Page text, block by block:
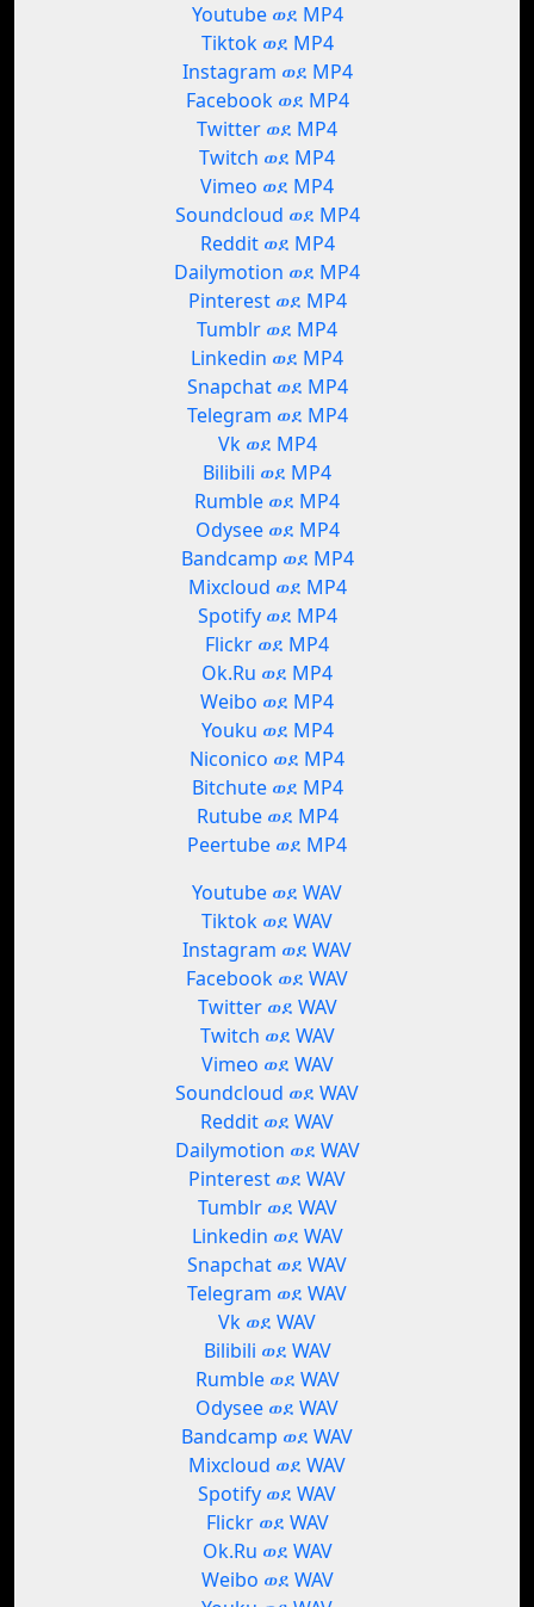
Youtube ወደ MP4
Tiktok ወደ MP4
Instagram ወደ MP4
Facebook ወደ MP4
Twitter ወደ MP4
Twitch ወደ MP4
Vimeo ወደ MP4
Soundcloud ወደ MP4
Reddit ወደ MP4
Dailymotion ወደ MP4
Pinterest ወደ MP4
Tumblr ወደ MP4
Linkedin ወደ MP4
Snapchat ወደ MP4
Telegram ወደ MP4
Vk ወደ MP4
Bilibili ወደ MP4
Rumble ወደ MP4
Odysee ወደ MP4
Bandcamp ወደ MP4
Mixcloud ወደ MP4
Spotify ወደ MP4
Flickr ወደ MP4
Ok.Ru ወደ MP4
Weibo ወደ MP4
Youku ወደ MP4
Niconico ወደ MP4
Bitchute ወደ MP4
Rutube ወደ MP4
Peertube ወደ MP4
Youtube ወደ WAV
Tiktok ወደ WAV
Instagram ወደ WAV
Facebook ወደ WAV
Twitter ወደ WAV
Twitch ወደ WAV
Vimeo ወደ WAV
Soundcloud ወደ WAV
Reddit ወደ WAV
Dailymotion ወደ WAV
Pinterest ወደ WAV
Tumblr ወደ WAV
Linkedin ወደ WAV
Snapchat ወደ WAV
Telegram ወደ WAV
Vk ወደ WAV
Bilibili ወደ WAV
Rumble ወደ WAV
Odysee ወደ WAV
Bandcamp ወደ WAV
Mixcloud ወደ WAV
Spotify ወደ WAV
Flickr ወደ WAV
Ok.Ru ወደ WAV
Weibo ወደ WAV